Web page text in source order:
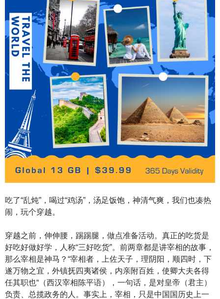
吃了“乱炖”，喝过“鸡汤”，汤足饭饱，神清气爽，我们也凑热
闹，玩个穿越。
穿越之前，伸伸腰，踢踢腿，做点准备活动。真正的吃货是
好吃好做好学，人称“三好吃货”。前两章都是讲宰相的故事，
那么宰相是神马？“宰相者，上佐天子，理阴阳，顺四时，下
遂万物之宜，外镇抚四夷诸侯，内亲附百姓，使卿大夫各得
任其职也“（西汉宰相陈平语），一句话，是对皇帝（君主）
负责、总揽政务的人。事实上，宰相，只是中国国历史上一